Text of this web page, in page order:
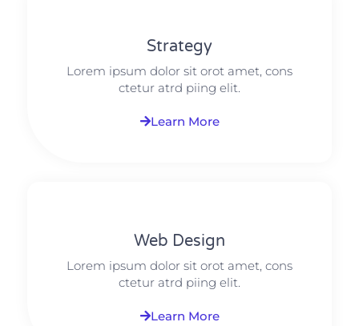
Strategy​​
Lorem ipsum dolor sit orot amet, cons
ctetur atrd piing elit.​
Learn More
Web Design​
Lorem ipsum dolor sit orot amet, cons
ctetur atrd piing elit.​
Learn More